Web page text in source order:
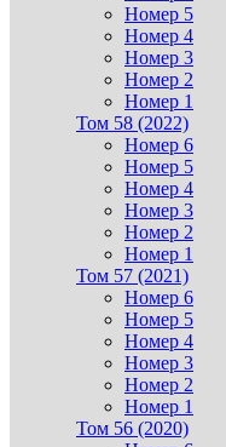
Номер 5
Номер 4
Номер 3
Номер 2
Номер 1
Том 58 (2022)
Номер 6
Номер 5
Номер 4
Номер 3
Номер 2
Номер 1
Том 57 (2021)
Номер 6
Номер 5
Номер 4
Номер 3
Номер 2
Номер 1
Том 56 (2020)